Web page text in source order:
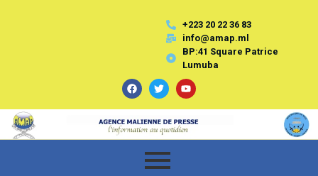
+223 20 22 36 83
info@amap.ml
BP:41 Square Patrice
Lumuba